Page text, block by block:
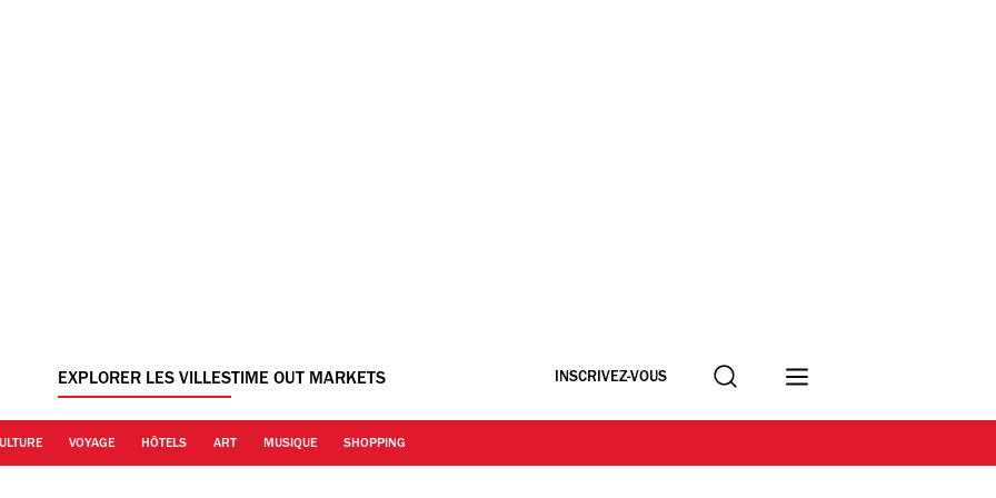
EXPLORER LES VILLESTIME OUT MARKETS INSCRIVEZ-VOUS Recherche
VOYAGE HÔTELS ART MUSIQUE SHOPPING